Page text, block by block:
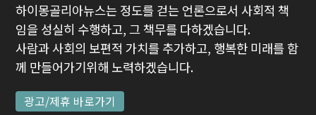
하이몽골리아뉴스는 정도를 걷는 언론으로서 사회적 책
임을 성실히 수행하고, 그 책무를 다하겠습니다.
사람과 사회의 보편적 가치를 추가하고, 행복한 미래를 함
께 만들어가기위해 노력하겠습니다.
광고/제휴 바로가기